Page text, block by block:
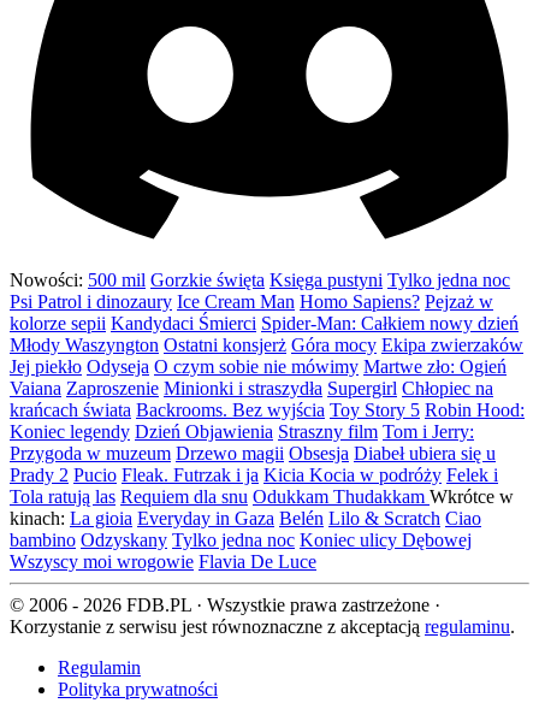
Nowości: 500 mil Gorzkie święta Księga pustyni Tylko jedna noc
Psi Patrol i dinozaury Ice Cream Man Homo Sapiens? Pejzaż w
kolorze sepii Kandydaci Śmierci Spider-Man: Całkiem nowy dzień
Młody Waszyngton Ostatni konsjerż Góra mocy Ekipa zwierzaków
Jej piekło Odyseja O czym sobie nie mówimy Martwe zło: Ogień
Vaiana Zaproszenie Minionki i straszydła Supergirl Chłopiec na
krańcach świata Backrooms. Bez wyjścia Toy Story 5 Robin Hood:
Koniec legendy Dzień Objawienia Straszny film Tom i Jerry:
Przygoda w muzeum Drzewo magii Obsesja Diabeł ubiera się u
Prady 2 Pucio Fleak. Futrzak i ja Kicia Kocia w podróży Felek i
Tola ratują las Requiem dla snu Odukkam Thudakkam Wkrótce w
kinach: La gioia Everyday in Gaza Belén Lilo & Scratch Ciao
bambino Odzyskany Tylko jedna noc Koniec ulicy Dębowej
Wszyscy moi wrogowie Flavia De Luce
© 2006 - 2026 FDB.PL · Wszystkie prawa zastrzeżone ·
Korzystanie z serwisu jest równoznaczne z akceptacją regulaminu.
Regulamin
Polityka prywatności